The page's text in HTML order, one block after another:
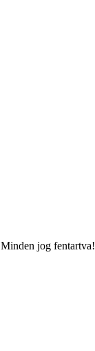
jog fentartva!